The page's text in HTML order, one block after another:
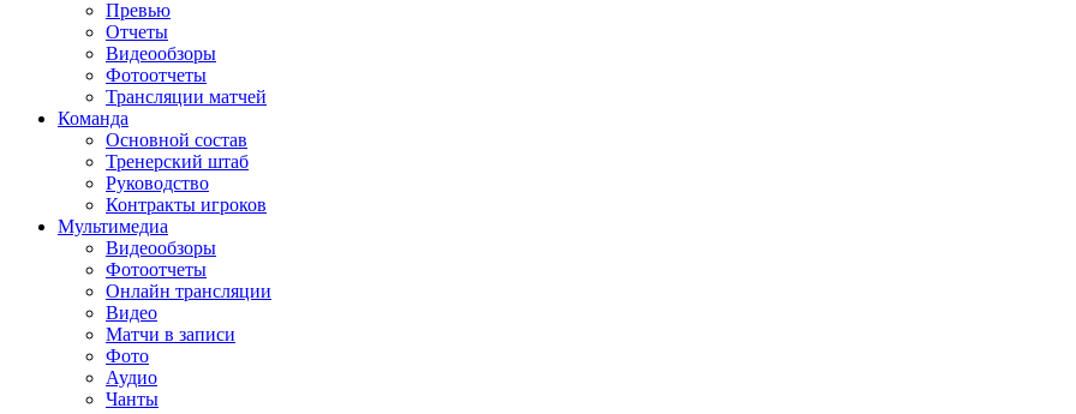
Превью
Отчеты
Видеообзоры
Фотоотчеты
Трансляции матчей
Команда
Основной состав
Тренерский штаб
Руководство
Контракты игроков
Мультимедиа
Видеообзоры
Фотоотчеты
Онлайн трансляции
Видео
Матчи в записи
Фото
Аудио
Чанты